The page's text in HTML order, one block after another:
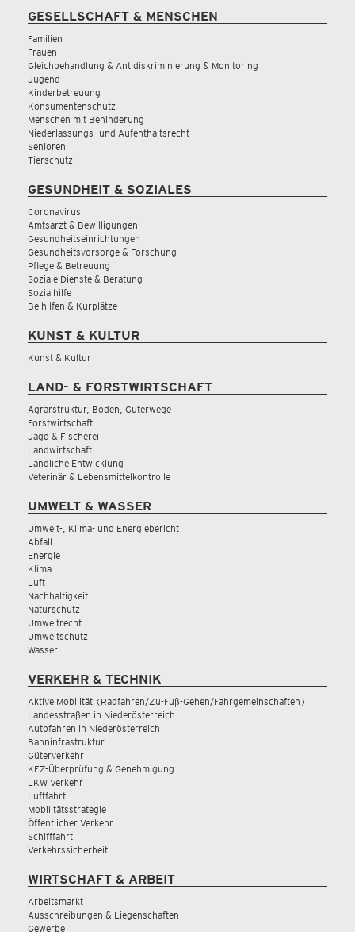
GESELLSCHAFT & MENSCHEN
Familien
Frauen
Gleichbehandlung & Antidiskriminierung & Monitoring
Jugend
Kinderbetreuung
Konsumentenschutz
Menschen mit Behinderung
Niederlassungs- und Aufenthaltsrecht
Senioren
Tierschutz
GESUNDHEIT & SOZIALES
Coronavirus
Amtsarzt & Bewilligungen
Gesundheitseinrichtungen
Gesundheitsvorsorge & Forschung
Pflege & Betreuung
Soziale Dienste & Beratung
Sozialhilfe
Beihilfen & Kurplätze
KUNST & KULTUR
Kunst & Kultur
LAND- & FORSTWIRTSCHAFT
Agrarstruktur, Boden, Güterwege
Forstwirtschaft
Jagd & Fischerei
Landwirtschaft
Ländliche Entwicklung
Veterinär & Lebensmittelkontrolle
UMWELT & WASSER
Umwelt-, Klima- und Energiebericht
Abfall
Energie
Klima
Luft
Nachhaltigkeit
Naturschutz
Umweltrecht
Umweltschutz
Wasser
VERKEHR & TECHNIK
Aktive Mobilität (Radfahren/Zu-Fuß-Gehen/Fahrgemeinschaften)
Landesstraßen in Niederösterreich
Autofahren in Niederösterreich
Bahninfrastruktur
Güterverkehr
KFZ-Überprüfung & Genehmigung
LKW Verkehr
Luftfahrt
Mobilitätsstrategie
Öffentlicher Verkehr
Schifffahrt
Verkehrssicherheit
WIRTSCHAFT & ARBEIT
Arbeitsmarkt
Ausschreibungen & Liegenschaften
Gewerbe